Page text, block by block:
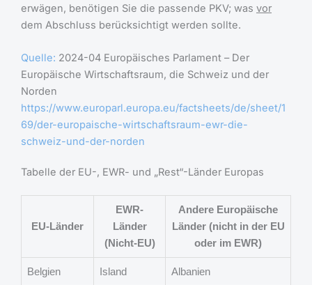
erwägen, benötigen Sie die passende PKV; was vor
dem Abschluss berücksichtigt werden sollte.
Quelle: 2024-04 Europäisches Parlament – Der
Europäische Wirtschaftsraum, die Schweiz und der
Norden
https://www.europarl.europa.eu/factsheets/de/sheet/1
69/der-europaische-wirtschaftsraum-ewr-die-
schweiz-und-der-norden
Tabelle der EU-, EWR- und „Rest“-Länder Europas
EU-Länder
EWR-
Länder
(Nicht-EU)
Andere Europäische
Länder (nicht in der EU
oder im EWR)
Belgien Island Albanien